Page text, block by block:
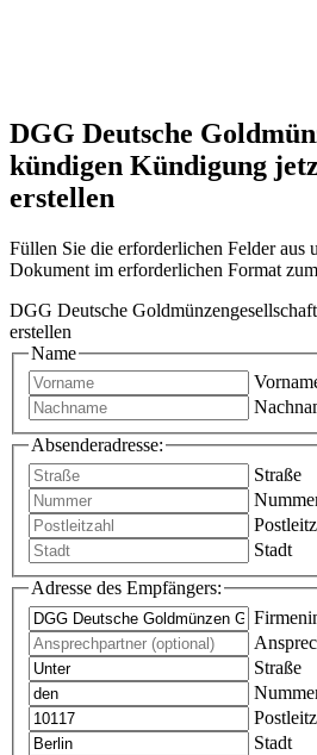
DGG Deutsche
kündigen Kündigung
erstellen
Füllen Sie die erforderlichen Felder aus
Dokument im erforderlichen Format
DGG Deutsche
erstellen
Name
Absenderadresse:
Straße
Stadt
Adresse des Empfängers:
Straße
Stadt